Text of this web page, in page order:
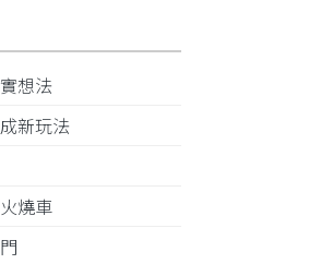
想法
新玩法
燒車